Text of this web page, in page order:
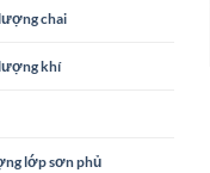
chai
khí
lớp sơn phủ